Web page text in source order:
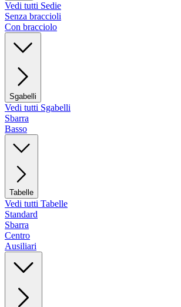
Vedi tutti Sedie
Senza braccioli
Con bracciolo
Sgabelli
Vedi tutti Sgabelli
Sbarra
Basso
Tabelle
Vedi tutti Tabelle
Standard
Sbarra
Centro
Ausiliari